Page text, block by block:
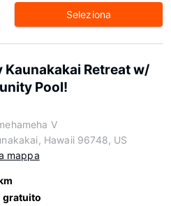
Seleziona
Kaunakakai Retreat w/
Pool!
V
Hawaii 96748, US
mappa
gratuito